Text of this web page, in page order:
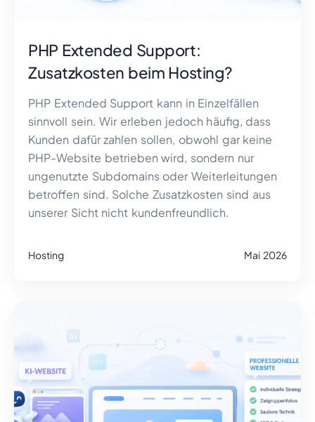
PHP Extended Support:
Zusatzkosten beim Hosting?
PHP Extended Support kann in Einzelfällen
sinnvoll sein. Wir erleben jedoch häufig, dass
Kunden dafür zahlen sollen, obwohl gar keine
PHP-Website betrieben wird, sondern nur
ungenutzte Subdomains oder Weiterleitungen
betroffen sind. Solche Zusatzkosten sind aus
unserer Sicht nicht kundenfreundlich.
Hosting Mai 2026